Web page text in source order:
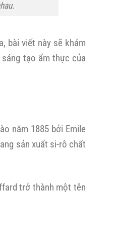
bài viết này sẽ khám
tạo ẩm thực của
năm 1885 bởi Emile
sản xuất si-rô chất
trở thành một tên